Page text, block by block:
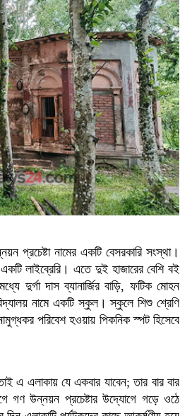
প্রচেষ্টা নামের একটি বেসরকারি সংস্থা।
লাইব্রেরি। এতে দুই হাজারের বেশি বই
দুর্গা দাস ব্যানার্জির বাড়ি, ফটিক মোহন
নামে একটি স্কুল। স্কুলে শিশু শ্রেণি
পরিবেশ হওয়ায় পিকনিক স্পট হিসেবে
এ এলাকায় যে একবার যাবেন; তার বার বার
গণ উন্নয়ন প্রচেষ্টার উদ্যোগে গড়ে ওঠে